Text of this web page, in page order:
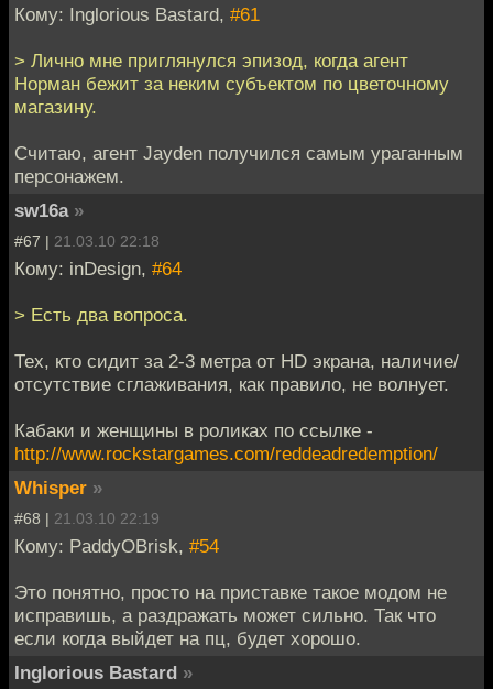
Кому: Inglorious Bastard, #61
> Лично мне приглянулся эпизод, когда агент
Норман бежит за неким субъектом по цветочному
магазину.
Считаю, агент Jayden получился самым ураганным
персонажем.
sw16a »
#67 | 21.03.10 22:18
Кому: inDesign, #64
> Есть два вопроса.
Тех, кто сидит за 2-3 метра от HD экрана, наличие/
отсутствие сглаживания, как правило, не волнует.
Кабаки и женщины в роликах по ссылке -
http://www.rockstargames.com/reddeadredemption/
Whisper »
#68 | 21.03.10 22:19
Кому: PaddyOBrisk, #54
Это понятно, просто на приставке такое модом не
исправишь, а раздражать может сильно. Так что
если когда выйдет на пц, будет хорошо.
Inglorious Bastard »